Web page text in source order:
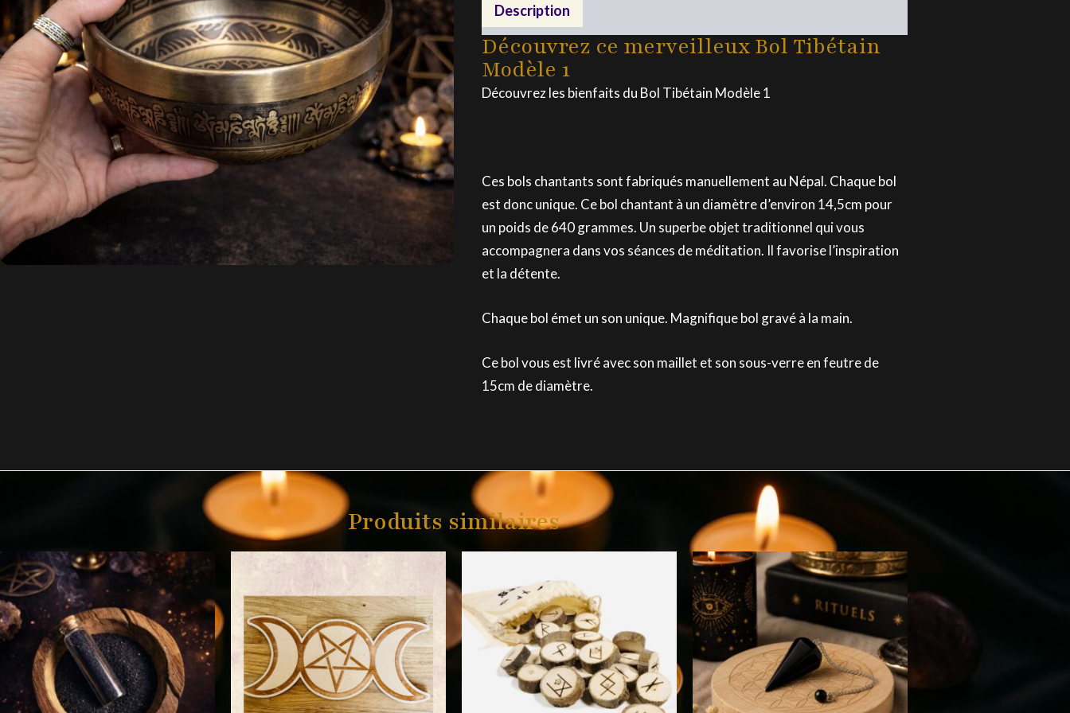
modèle
Description
Découvrez ce merveilleux Bol Tibétain
Modèle 1
Découvrez les bienfaits du Bol Tibétain Modèle 1
Ces bols chantants sont fabriqués manuellement au Népal. Chaque bol
est donc unique. Ce bol chantant à un diamètre d’environ 14,5cm pour
un poids de 640 grammes. Un superbe objet traditionnel qui vous
accompagnera dans vos séances de méditation. Il favorise l’inspiration
et la détente.
Chaque bol émet un son unique. Magnifique bol gravé à la main.
Ce bol vous est livré avec son maillet et son sous-verre en feutre de
15cm de diamètre.
Produits similaires